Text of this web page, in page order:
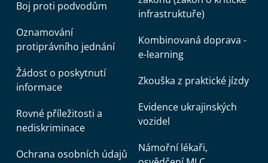
Boj proti podvodům
Oznamování
protiprávního jednání
Žádost o poskytnutí
informace
Rovné příležitosti a
nediskriminace
Ochrana osobních údajů
infrastruktuře)
Kombinovaná doprava -
e-learning
Zkouška z praktické jízdy
Evidence ukrajinských
vozidel
Námořní lékaři,